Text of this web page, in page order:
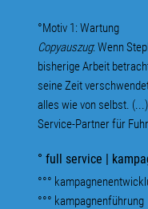
°Motiv 1: Wartung
Copyauszug: Wenn
bisherige Arbeit
seine Zeit
alles wie von selbst.
Service-Partner für
° full service |
°°°
°°° kampagnenführung